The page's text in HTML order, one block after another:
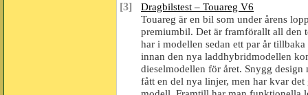
[3]
Dragbilstest – Touareg V6
Touareg är en bil som under årens
premiumbil. Det är framförallt all den
har i modellen sedan ett par år
innan den nya laddhybridmodellen
dieselmodellen för året. Snygg
fått en del nya linjer, men har kvar